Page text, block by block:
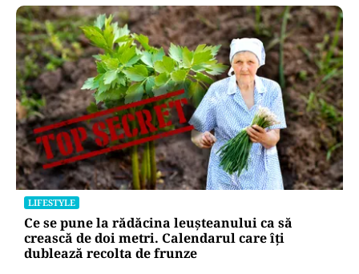
LIFESTYLE
Ce se pune la rădăcina leușteanului ca să
crească de doi metri. Calendarul care îți
dublează recolta de frunze